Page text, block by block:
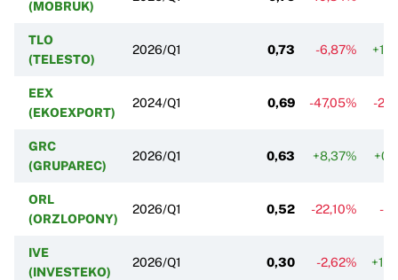
(MOBRUK)
TLO
(TELESTO)
2026/Q1 0,73 -6,87%
EEX
(EKOEXPORT)
2024/Q1 0,69 -47,05% -
GRC
(GRUPAREC)
2026/Q1 0,63 +8,37%
ORL
(ORZLOPONY)
2026/Q1 0,52 -22,10% -
IVE
(INVESTEKO)
2026/Q1 0,30 -2,62%